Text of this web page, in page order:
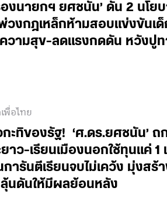
งนายกฯ ยศชนัน’ ดัน 2 นโยบ
งกฎเหล็กห้ามสอบแข่งขันเด็ก
นความสุข-ลดแรงกดดัน หวัง
พื่อไทย
ทิของรัฐ! ‘ศ.ดร.ยศชนัน’ ถ
าว-เรียนเมืองนอกใช้ทุนแค่ 1
ารันตีเรียนจบไม่เคว้ง มุ่งสร้
ลุ้นดันให้มีผลย้อนหลัง